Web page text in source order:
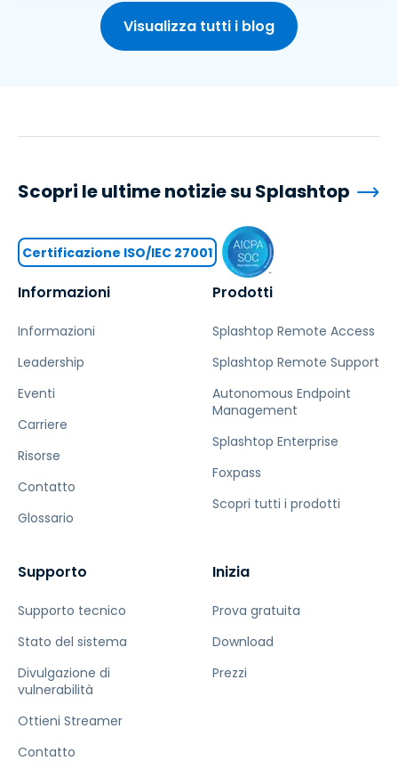
Visualizza tutti i blog
Informazioni
Informazioni
Leadership
Eventi
Carriere
Risorse
Contatto
Glossario
Prodotti
Splashtop Remote Access
Splashtop Remote Support
Autonomous Endpoint
Management
Splashtop Enterprise
Foxpass
Scopri tutti i prodotti
Supporto
Supporto tecnico
Stato del sistema
Divulgazione di
vulnerabilità
Ottieni Streamer
Contatto
Inizia
Prova gratuita
Download
Prezzi
Scopri le ultime notizie su Splashtop
Certificazione ISO/IEC 27001